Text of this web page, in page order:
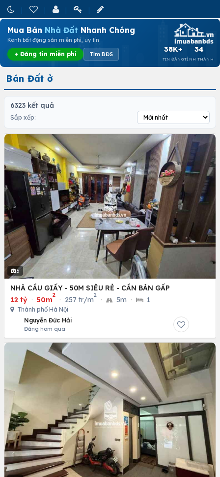
Mua Bán Nhà Đất Nhanh Chóng
Kênh bất động sản miễn phí, uy tín
+ Đăng tin miễn phí Tìm BĐS
38K+
TIN ĐĂNG
34
TỈNH THÀNH
Bán Đất ở
6323 kết quả
Sắp xếp:
5
NHÀ CẦU GIẤY - 50M SIÊU RẺ - CẦN BÁN GẤP
12 tỷ · 50m
2
· 257 tr/m
2
· 5m · 1
Thành phố Hà Nội
Nguyễn Đức Hải
Đăng hôm qua